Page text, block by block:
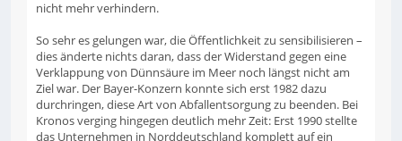
nicht mehr verhindern.
So sehr es gelungen war, die Öffentlichkeit zu sensibilisieren –
dies änderte nichts daran, dass der Widerstand gegen eine
Verklappung von Dünnsäure im Meer noch längst nicht am
Ziel war. Der Bayer-Konzern konnte sich erst 1982 dazu
durchringen, diese Art von Abfallentsorgung zu beenden. Bei
Kronos verging hingegen deutlich mehr Zeit: Erst 1990 stellte
das Unternehmen in Norddeutschland komplett auf ein